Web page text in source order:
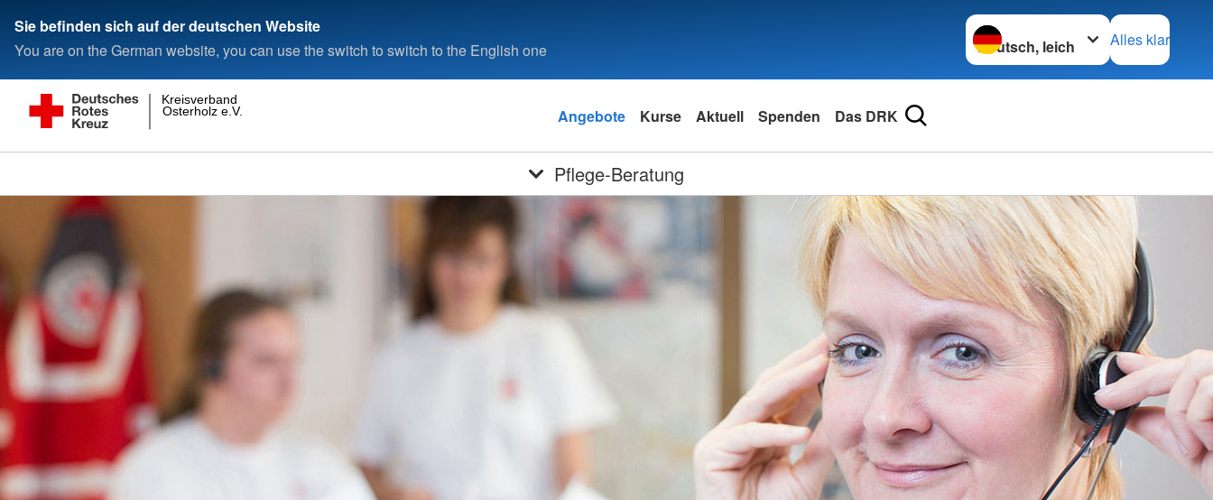
Sie befinden sich auf der deutschen Website
You are on the German website, you can use the switch to switch to the English one
Sprache wechseln zu
Alles klar
Osterholz e.V.
Kreisverband
Angebote Kurse Aktuell Spenden Das DRK
Pflege-Beratung